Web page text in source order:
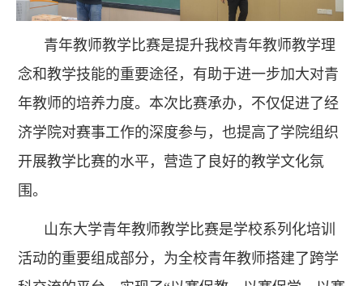
青年教师教学比赛是提升我校青年教师教学理
念和教学技能的重要途径，有助于进一步加大对青
年教师的培养力度。本次比赛承办，不仅促进了经
济学院对赛事工作的深度参与，也提高了学院组织
开展教学比赛的水平，营造了良好的教学文化氛
围。
山东大学青年教师教学比赛是学校系列化培训
活动的重要组成部分，为全校青年教师搭建了跨学